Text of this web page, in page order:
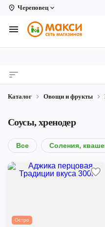
Череповец
Вологда
Архангельск
Киров
Коряжма
Котлас
Новодвинск
Череповец
Каталог Овощи и фрукты
Соусы, хренодер
Все Соления,
Остро